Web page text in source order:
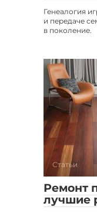
Генеалогия
и передаче
в поколение.
Статьи
Ремонт
лучшие